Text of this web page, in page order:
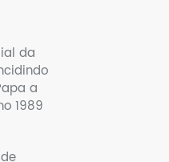
da
a
1989